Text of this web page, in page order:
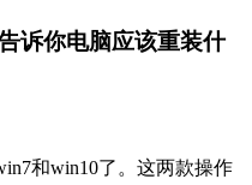
诉你电脑应该重装什
和win10了。这两款操作